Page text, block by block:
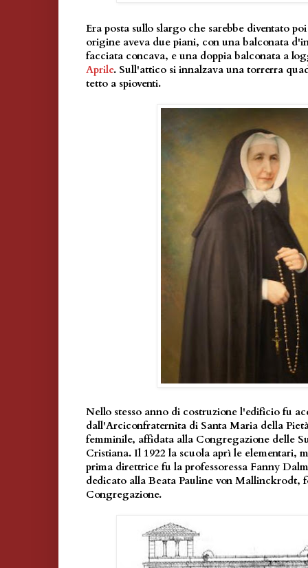
Era posta sullo slargo che sarebbe diventato
origine aveva due piani, con una balconata
facciata concava, e una doppia balconata a
Aprile. Sull'attico si innalzava una torrerra
tetto a spioventi.
Nello stesso anno di costruzione l'edificio fu
dall'Arciconfraternita di Santa Maria della
femminile, affidata alla Congregazione delle
Cristiana. Il 1922 la scuola aprì le elementari,
prima direttrice fu la professoressa Fanny
dedicato alla Beata Pauline von Mallinckrodt,
Congregazione.